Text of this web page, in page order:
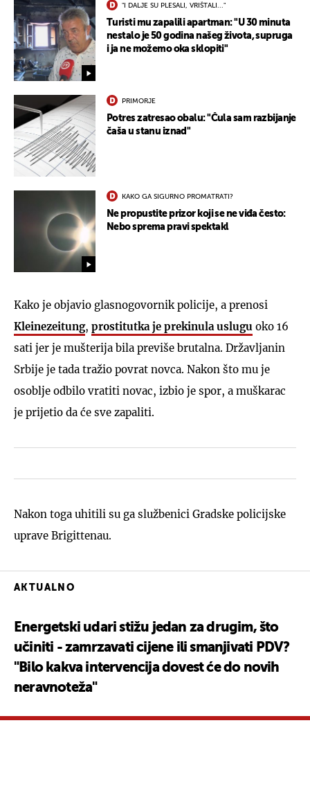
"I DALJE SU PLESALI, VRIŠTALI..."
Turisti mu zapalili apartman: "U 30 minuta
nestalo je 50 godina našeg života, supruga
i ja ne možemo oka sklopiti"
PRIMORJE
Potres zatresao obalu: "Čula sam razbijanje
čaša u stanu iznad"
KAKO GA SIGURNO PROMATRATI?
Ne propustite prizor koji se ne viđa često:
Nebo sprema pravi spektakl
Kako je objavio glasnogovornik policije, a prenosi
Kleinezeitung, prostitutka je prekinula uslugu oko 16
sati jer je mušterija bila previše brutalna. Državljanin
Srbije je tada tražio povrat novca. Nakon što mu je
osoblje odbilo vratiti novac, izbio je spor, a muškarac
je prijetio da će sve zapaliti.
Nakon toga uhitili su ga službenici Gradske policijske
uprave Brigittenau.
AKTUALNO
Energetski udari stižu jedan za drugim, što
učiniti - zamrzavati cijene ili smanjivati PDV?
"Bilo kakva intervencija dovest će do novih
neravnoteža"